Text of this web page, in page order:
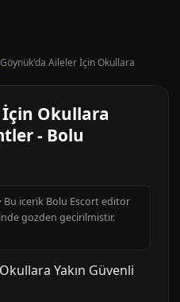
Göynük'da Aileler İçin Okullara
Okullara
- Bolu
· Bu icerik Bolu Escort editor
gozden gecirilmistir.